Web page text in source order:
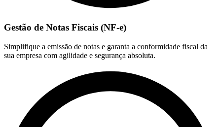
Gestão de Notas Fiscais (NF-e)
Simplifique a emissão de notas e garanta a conformidade fiscal da
sua empresa com agilidade e segurança absoluta.